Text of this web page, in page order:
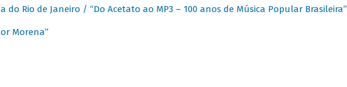
do Rio de Janeiro / “Do Acetato ao MP3 – 100 anos de Música Popular Brasileira”
Morena”